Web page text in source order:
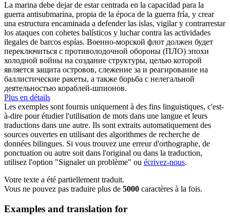
La marina debe dejar de estar centrada en la capacidad para la
guerra antisubmarina, propia de la época de la guerra fría, y crear
una estructura encaminada a defender las islas, vigilar y contrarrestar
los ataques con cohetes balísticos y luchar contra las actividades
ilegales de barcos espías. Военно-морской флот должен будет
переключиться с противолодочной обороны (ПЛО) эпохи
холодной войны на создание структуры, целью которой
является защита островов, слежение за и реагирование на
баллистические ракеты, а также борьба с нелегальной
деятельностью кораблей-шпионов.
Plus en détails
Les exemples sont fournis uniquement à des fins linguistiques, c'est-
à-dire pour étudier l'utilisation de mots dans une langue et leurs
traductions dans une autre. Ils sont extraits automatiquement des
sources ouvertes en utilisant des algorithmes de recherche de
données bilingues. Si vous trouvez une erreur d'orthographe, de
ponctuation ou autre soit dans l'original ou dans la traduction,
utilisez l'option "Signaler un problème" ou écrivez-nous.
Votre texte a été partiellement traduit.
Vous ne pouvez pas traduire plus de 5000 caractères à la fois.
Examples and translation for